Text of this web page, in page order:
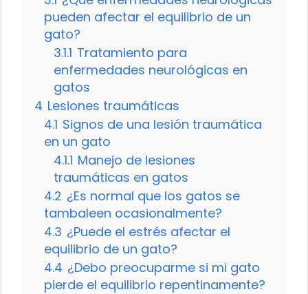
pueden afectar el equilibrio de un
gato?
3.1.1 Tratamiento para
enfermedades neurológicas en
gatos
4 Lesiones traumáticas
4.1 Signos de una lesión traumática
en un gato
4.1.1 Manejo de lesiones
traumáticas en gatos
4.2 ¿Es normal que los gatos se
tambaleen ocasionalmente?
4.3 ¿Puede el estrés afectar el
equilibrio de un gato?
4.4 ¿Debo preocuparme si mi gato
pierde el equilibrio repentinamente?